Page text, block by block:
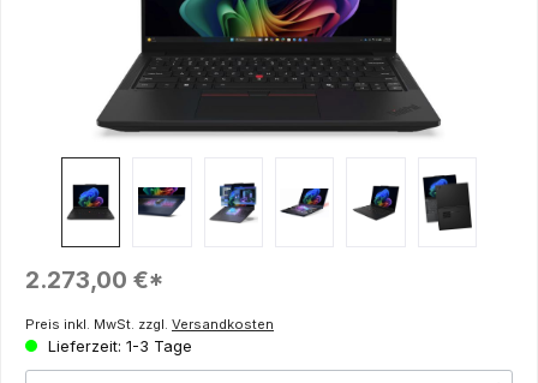
Regulärer Preis:
2.273,00 €*
Preis inkl. MwSt. zzgl. Versandkosten
Lieferzeit: 1-3 Tage